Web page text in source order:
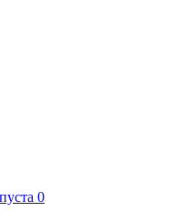
пуста 0